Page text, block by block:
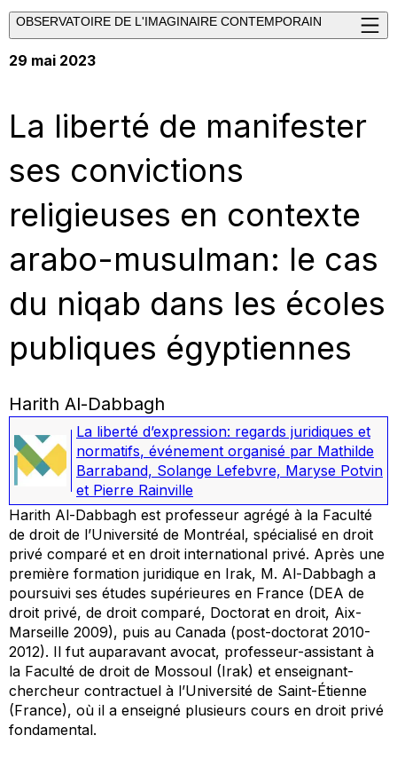
OBSERVATOIRE DE L'IMAGINAIRE CONTEMPORAIN
29 mai 2023
La liberté de manifester
ses convictions
religieuses en contexte
arabo-musulman: le cas
du niqab dans les écoles
publiques égyptiennes
Harith Al-Dabbagh
La liberté d’expression: regards juridiques et
normatifs, événement organisé par Mathilde
Barraband, Solange Lefebvre, Maryse Potvin
et Pierre Rainville
Harith Al-Dabbagh est professeur agrégé à la Faculté
de droit de l’Université de Montréal, spécialisé en droit
privé comparé et en droit international privé. Après une
première formation juridique en Irak, M. Al-Dabbagh a
poursuivi ses études supérieures en France (DEA de
droit privé, de droit comparé, Doctorat en droit, Aix-
Marseille 2009), puis au Canada (post-doctorat 2010-
2012). Il fut auparavant avocat, professeur-assistant à
la Faculté de droit de Mossoul (Irak) et enseignant-
chercheur contractuel à l’Université de Saint-Étienne
(France), où il a enseigné plusieurs cours en droit privé
fondamental.